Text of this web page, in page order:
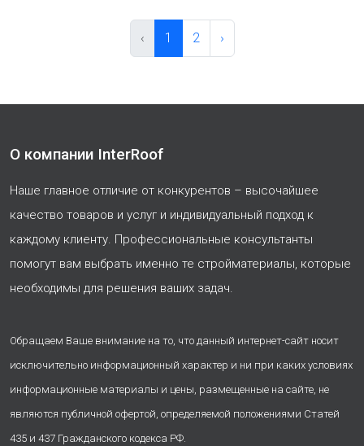
‹ 1 2 ›
О компании InterRoof
Наше главное отличие от конкурентов – высочайшее
качество товаров и услуг и индивидуальный подход к
каждому клиенту. Профессиональные консультанты
помогут вам выбрать именно те стройматериалы, которые
необходимы для решения ваших задач.
Обращаем Ваше внимание на то, что данный интернет-сайт носит
исключительно информационный характер и ни при каких условиях
информационные материалы и цены, размещенные на сайте, не
являются публичной офертой, определяемой положениями Статей
435 и 437 Гражданского кодекса РФ.